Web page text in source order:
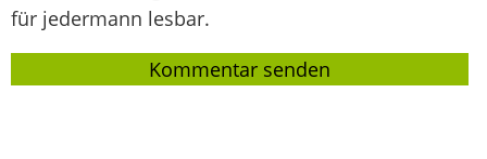
für jedermann lesbar.